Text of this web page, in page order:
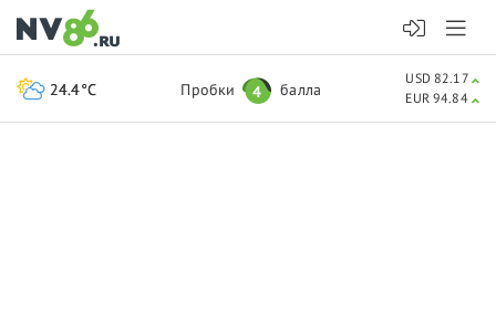
24.4°C Пробки 4 балла
USD 82.17
EUR 94.84